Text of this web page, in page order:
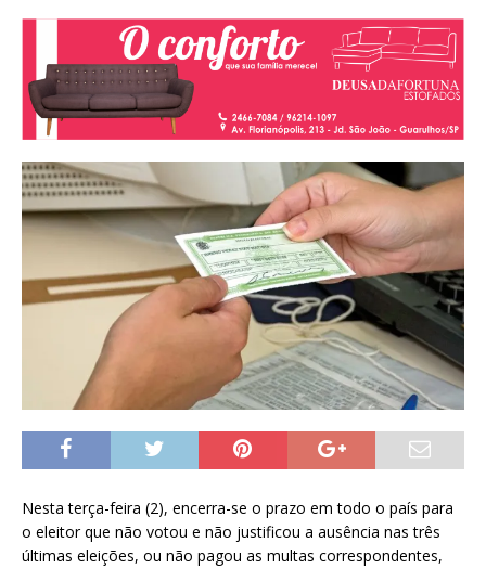
Nesta terça-feira (2), encerra-se o prazo em todo o país para
o eleitor que não votou e não justificou a ausência nas três
últimas eleições, ou não pagou as multas correspondentes,